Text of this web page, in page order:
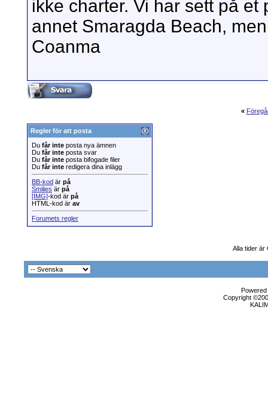
ikke charter. Vi har sett på
annet Smaragda Beach,
Coanma
«
Regler för att posta
Du får inte posta nya ämnen
Du får inte posta svar
Du får inte posta bifogade filer
Du får inte redigera dina inlägg
BB-kod är på
Smilies är på
[IMG]-kod är på
HTML-kod är av
Forumets regler
Alla tider är
Copyright